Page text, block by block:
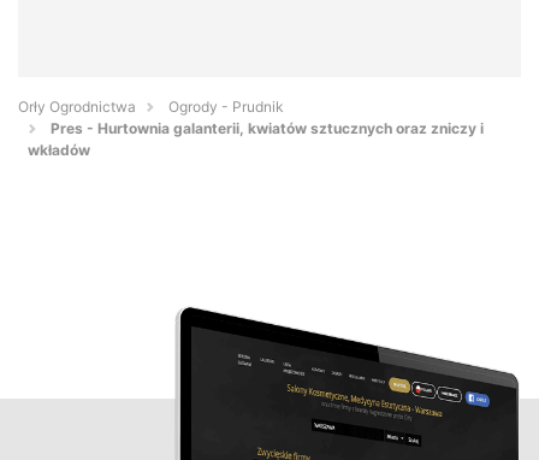
Orły Ogrodnictwa
Ogrody - Prudnik
Pres - Hurtownia galanterii, kwiatów sztucznych oraz zniczy i
wkładów